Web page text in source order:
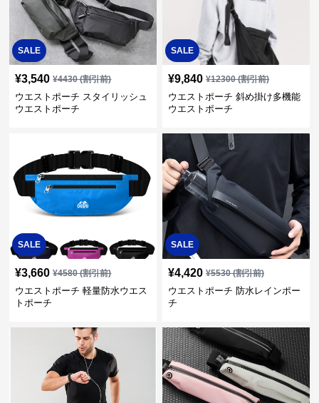
SALE
¥3,540 ¥4430(割引前)
ウエストポーチ スタイリッシュ
ウエストポーチ
SALE
¥9,840 ¥12300(割引前)
ウエストポーチ 斜め掛け多機能
ウエストポーチ
SALE
¥3,660 ¥4580(割引前)
ウエストポーチ 軽量防水ウエス
トポーチ
SALE
¥4,420 ¥5530(割引前)
ウエストポーチ 防水レインポー
チ